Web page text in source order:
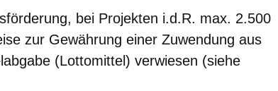
bei Projekten i.d.R. max. 2.500
zur Gewährung einer Zuwendung aus
(Lottomittel) verwiesen (siehe